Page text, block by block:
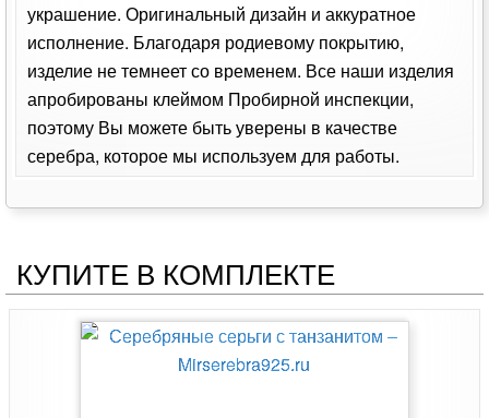
украшение. Оригинальный дизайн и аккуратное
исполнение. Благодаря родиевому покрытию,
изделие не темнеет со временем. Все наши изделия
апробированы клеймом Пробирной инспекции,
поэтому Вы можете быть уверены в качестве
серебра, которое мы используем для работы.
КУПИТЕ В КОМПЛЕКТЕ